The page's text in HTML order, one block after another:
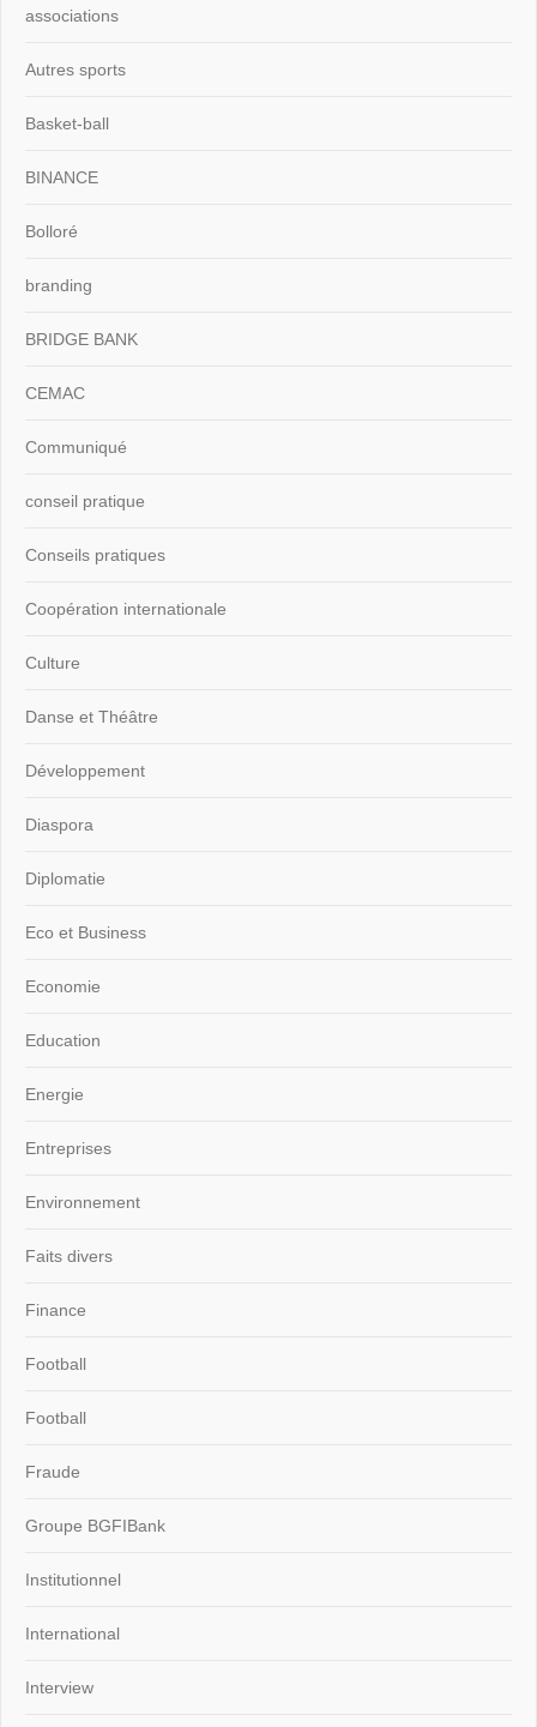
associations
Autres sports
Basket-ball
BINANCE
Bolloré
branding
BRIDGE BANK
CEMAC
Communiqué
conseil pratique
Conseils pratiques
Coopération internationale
Culture
Danse et Théâtre
Développement
Diaspora
Diplomatie
Eco et Business
Economie
Education
Energie
Entreprises
Environnement
Faits divers
Finance
Football
Football
Fraude
Groupe BGFIBank
Institutionnel
International
Interview